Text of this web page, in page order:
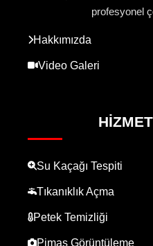
profesyonel
Hakkımızda
Video Galeri
Su Kaçağı Tespiti
Tıkanıklık Açma
Petek Temizliği
Pimaş Görüntüleme